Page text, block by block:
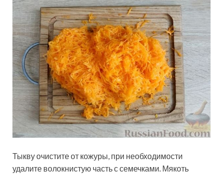
Тыкву очистите от кожуры, при необходимости
удалите волокнистую часть с семечками. Мякоть